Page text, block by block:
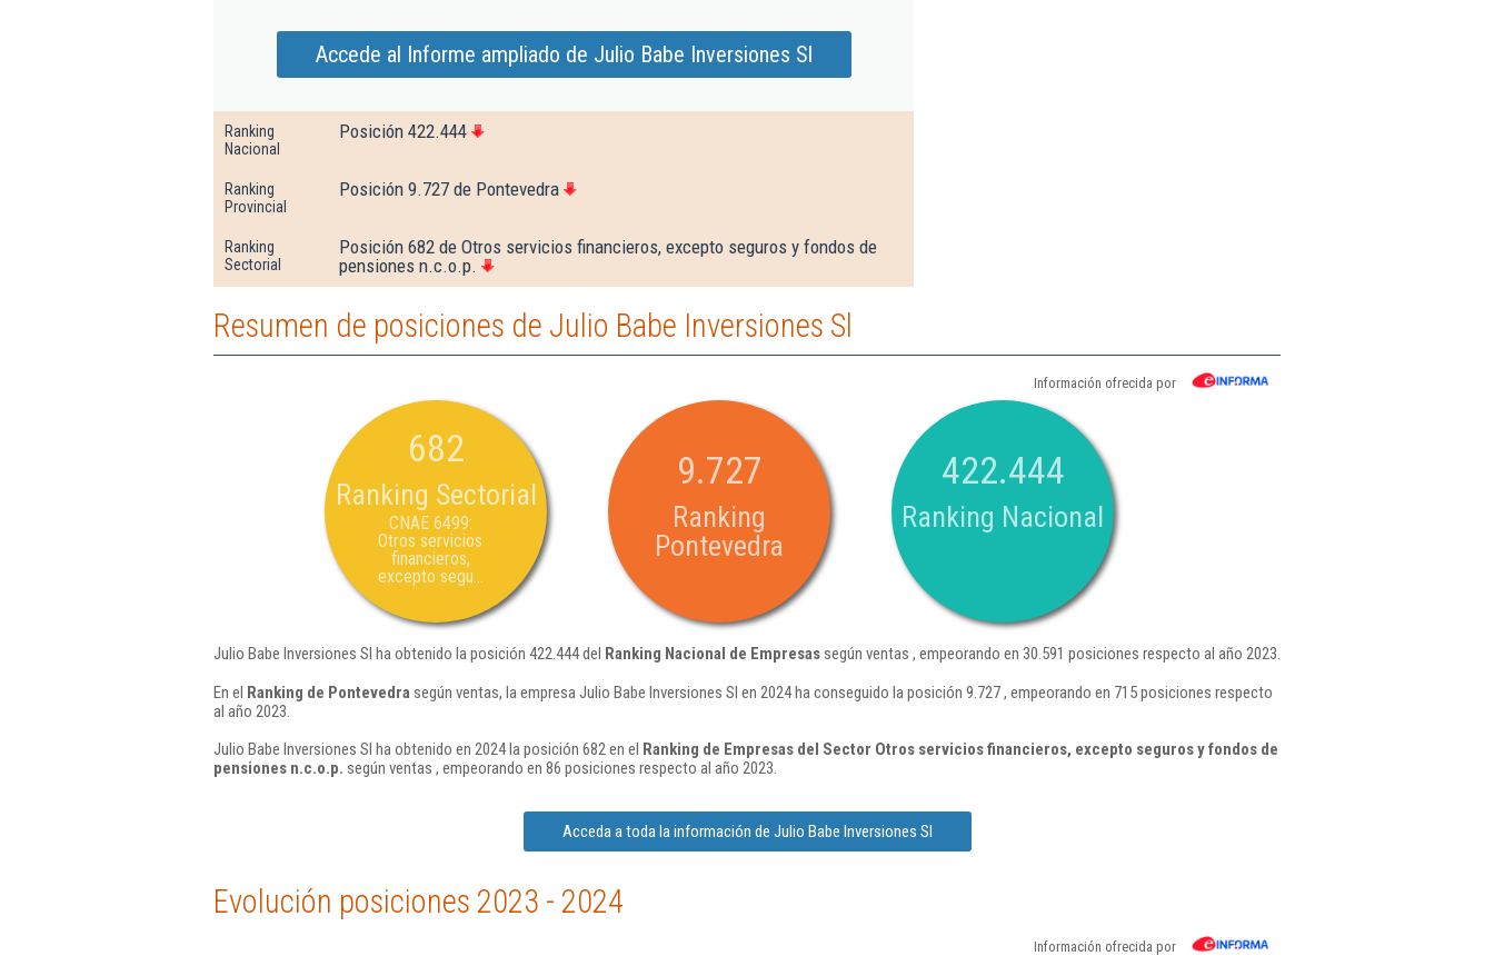
Accede al Informe ampliado de Julio Babe Inversiones Sl
Ranking
Nacional
Posición 422.444
Ranking
Provincial
Posición 9.727 de Pontevedra
Ranking
Sectorial
Posición 682 de Otros servicios financieros, excepto seguros y fondos de
pensiones n.c.o.p.
Resumen de posiciones de Julio Babe Inversiones Sl
Información ofrecida por
682
Ranking Sectorial
CNAE 6499:
Otros servicios
financieros,
excepto segu...
9.727
Ranking
Pontevedra
422.444
Ranking Nacional
Julio Babe Inversiones Sl ha obtenido la posición 422.444 del Ranking Nacional de Empresassegún ventas , empeorando en 30.591 posiciones respecto al año 2023.
En el Ranking de Pontevedra según ventas, la empresa Julio Babe Inversiones Sl en 2024 ha conseguido la posición 9.727 , empeorando en 715 posiciones respecto
al año 2023.
Julio Babe Inversiones Sl ha obtenido en 2024 la posición 682 en el Ranking de Empresas del Sector Otros servicios financieros, excepto seguros y fondos de
pensiones n.c.o.p. según ventas , empeorando en 86 posiciones respecto al año 2023.
Acceda a toda la información de Julio Babe Inversiones Sl
Evolución posiciones 2023 - 2024
Información ofrecida por